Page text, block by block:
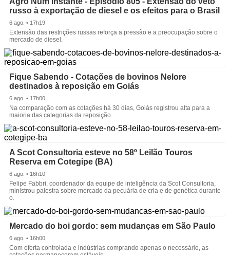
russo à exportação de diesel e os efeitos para o Brasil
6 ago. • 17h19
Extensão das restrições russas reforça a pressão e a preocupação sobre o
mercado de diesel.
Fique Sabendo - Cotações de bovinos Nelore
destinados à reposição em Goiás
6 ago. • 17h00
Na comparação com as cotações há 30 dias, Goiás registrou alta para a
maioria das categorias da reposição.
A Scot Consultoria esteve no 58º Leilão Touros
Reserva em Cotegipe (BA)
6 ago. • 16h10
Felipe Fabbri, coordenador da equipe de inteligência da Scot Consultoria,
ministrou palestra sobre mercado da pecuária de cria e de genética durante
o.
Mercado do boi gordo: sem mudanças em São Paulo
6 ago. • 16h00
Com oferta controlada e indústrias comprando apenas o necessário, as